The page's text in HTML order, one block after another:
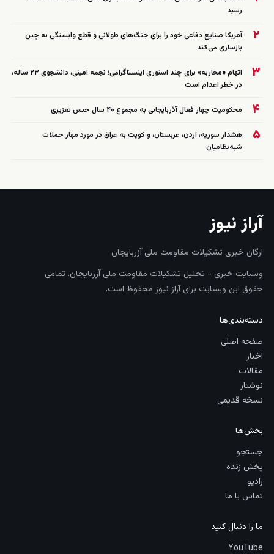
رسید
۲
آمریکا صنایع دفاعی خود را برای جنگ‌های طولانی و قطع وابستگی به چین
بازسازی می‌کند
۳
اتهام «محاربه» برای چند استوری اینستاگرامی؛ نجمه امینی، دانشجوی ۲۳ ساله،
در خطر اعدام است
۴ محکومیت چهار فعال آذربایجانی به مجموع ۴۰ سال حبس تعزیری
۵
هشدار سوریه، اردن، عربستان، و کویت به عراق در مورد مهار حملات
شبه‌نظامیان
آراز نیوز
ارگان خبری تشکیلات مقاومت ملی آزربایجان
وبسایت خبری - تحلیل تشکیلات مقاومت ملی آزربایجان. تمامی
حقوق این وبسایت برای آراز نیوز محفوظ است.
دسته‌بندی‌ها
صفحه اصلی
اخبار
مقالات
نوشتار
نسخه قدیمی
بخش‌ها
جستجو
پخش زنده
رادیو
تماس با ما
ما را دنبال کنید
YouTube